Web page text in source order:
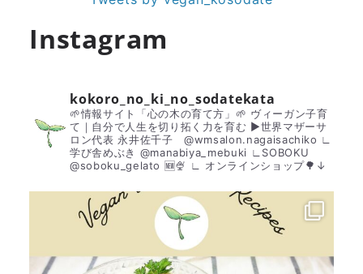
Instagram
kokoro_no_ki_no_sodatekata
🌱情報サイト「心の木の育て方」🌱 ヴィーガン子育
て｜自分で人生を切り拓く力を育む ▶︎世界マザーサ
ロン代表 永井佐千子 @wmsalon.nagaisachiko ∟
学び舎めぶき @manabiya_mebuki ∟SOBOKU
@soboku_gelato 🆕🍨 ∟ オンラインショップ🌳↓